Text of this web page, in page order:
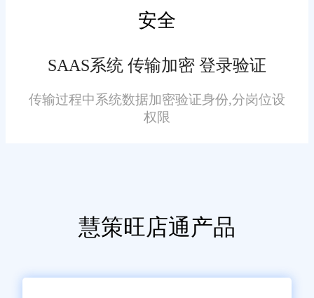
选择一个供应商，能够提供
项目管理、培训、数据迁移、用
户支持等。供应商应该有一支经
验丰富的团队，能够帮助您成功
相关介绍，希望对大家有帮助，
选择一个合适的ERP管理系统供
安全
SAAS系统 传输加密 登录验证
传输过程中系统数据加密验证身份,分岗位设
权限
慧策旺店通产品